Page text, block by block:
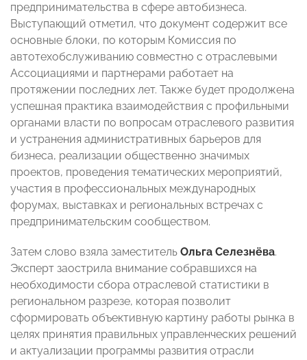
предпринимательства в сфере автобизнеса.
Выступающий отметил, что документ содержит все
основные блоки, по которым Комиссия по
автотехобслуживанию совместно с отраслевыми
Ассоциациями и партнерами работает на
протяжении последних лет. Также будет продолжена
успешная практика взаимодействия с профильными
органами власти по вопросам отраслевого развития
и устранения административных барьеров для
бизнеса, реализации общественно значимых
проектов, проведения тематических мероприятий,
участия в профессиональных международных
форумах, выставках и региональных встречах с
предпринимательским сообществом.
Затем слово взяла заместитель Ольга Селезнёва.
Эксперт заострила внимание собравшихся на
необходимости сбора отраслевой статистики в
региональном разрезе, которая позволит
сформировать объективную картину работы рынка в
целях принятия правильных управленческих решений
и актуализации программы развития отрасли